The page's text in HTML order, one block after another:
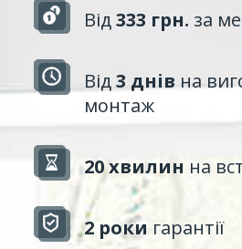
Від333 грн. за
Від3 днів на
монтаж
20 хвилин на
2 роки гарантії